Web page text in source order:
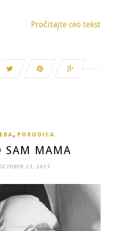
Pročitajte ceo tekst
, PORODICA
SAM MAMA
23, 2015